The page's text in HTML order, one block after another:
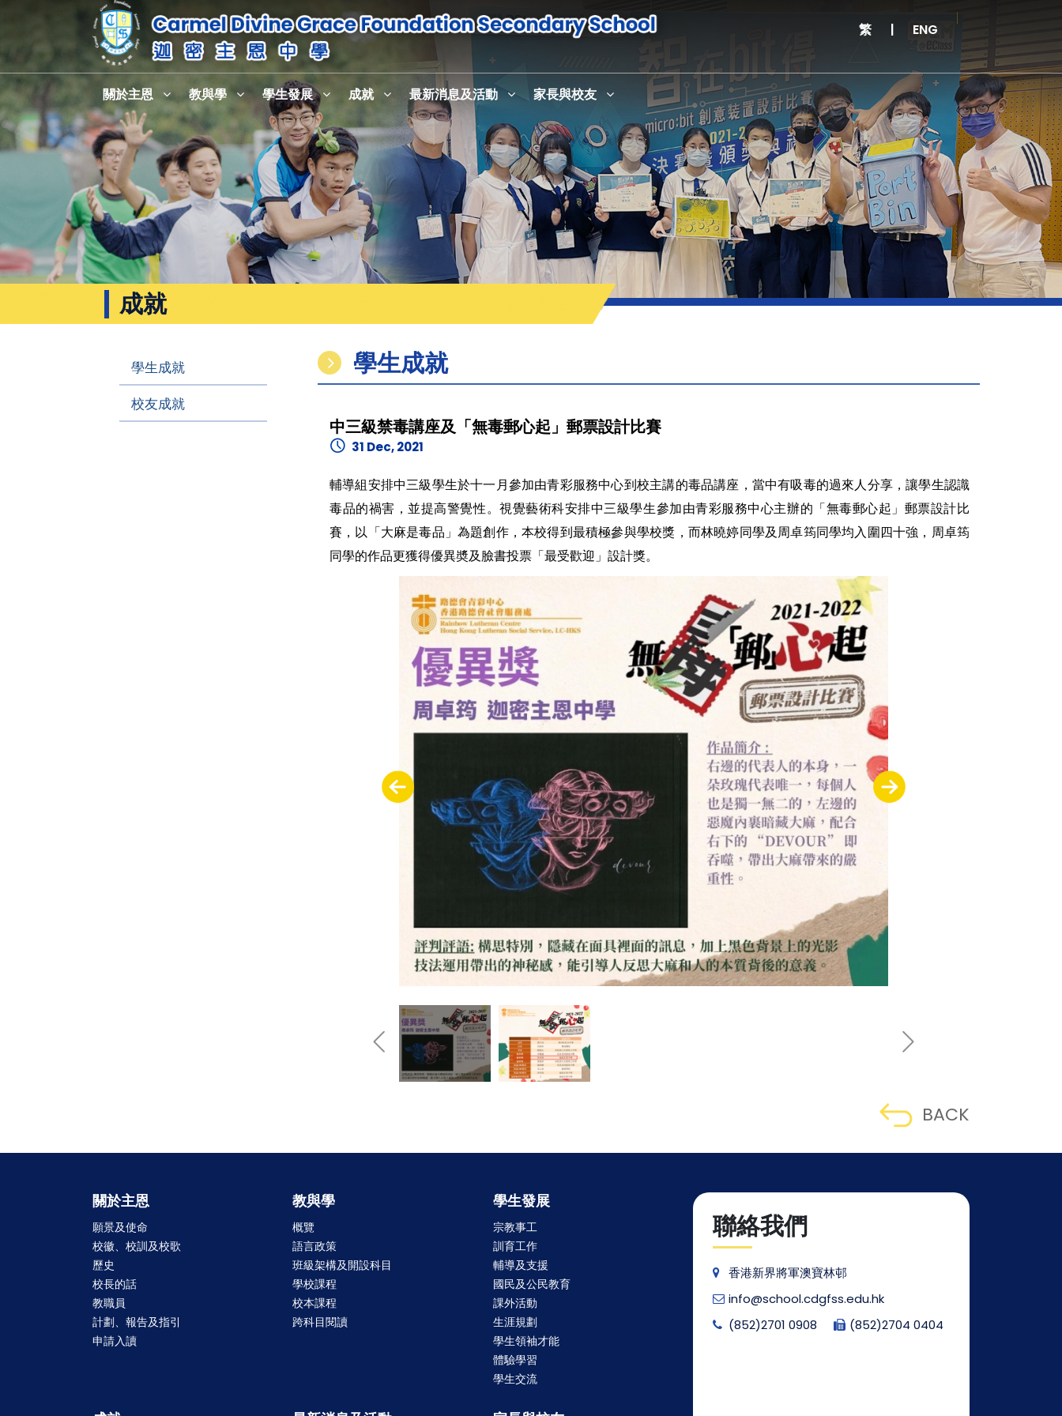
繁 | ENG
關於主恩 教與學 學生發展 成就 最新消息及活動 家長與校友
成就
學生成就
校友成就
學生成就
中三級禁毒講座及「無毒郵心起」郵票設計比賽
31 Dec, 2021
輔導組安排中三級學生於十一月參加由青彩服務中心到校主講的毒品講座，當中有吸毒的過來人分享，讓學生認識
毒品的禍害，並提高警覺性。視覺藝術科安排中三級學生參加由青彩服務中心主辦的「無毒郵心起」郵票設計比
賽，以「大麻是毒品」為題創作，本校得到最積極參與學校獎，而林曉婷同學及周卓筠同學均入圍四十強，周卓筠
同學的作品更獲得優異奬及臉書投票「最受歡迎」設計獎。
BACK
關於主恩
願景及使命
校徽、校訓及校歌
歷史
校長的話
教職員
計劃、報告及指引
申請入讀
教與學
概覽
語言政策
班級架構及開設科目
學校課程
校本課程
跨科目閱讀
學生發展
宗教事工
訓育工作
輔導及支援
國民及公民教育
課外活動
生涯規劃
學生領袖才能
體驗學習
學生交流
聯絡我們
香港新界將軍澳寶林邨
info@school.cdgfss.edu.hk
(852)2701 0908
(852)2704 0404